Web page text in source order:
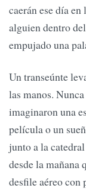
caerán ese día
alguien dentro
empujado una
Un transeúnte
las manos.
imaginaron una
película o un
junto a la
desde la mañana
desfile aéreo con